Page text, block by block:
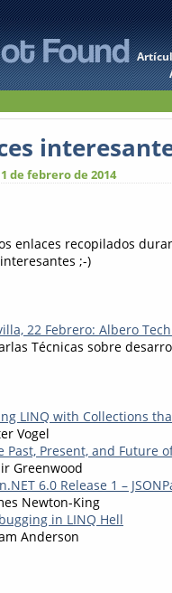
de febrero de 2014
enlaces recopilados
;-)
22 Febrero: Albero
Técnicas sobre
LINQ with Collections
Vogel
Past, Present, and Future
Greenwood
6.0 Release 1 –
Newton-King
in LINQ Hell
Anderson